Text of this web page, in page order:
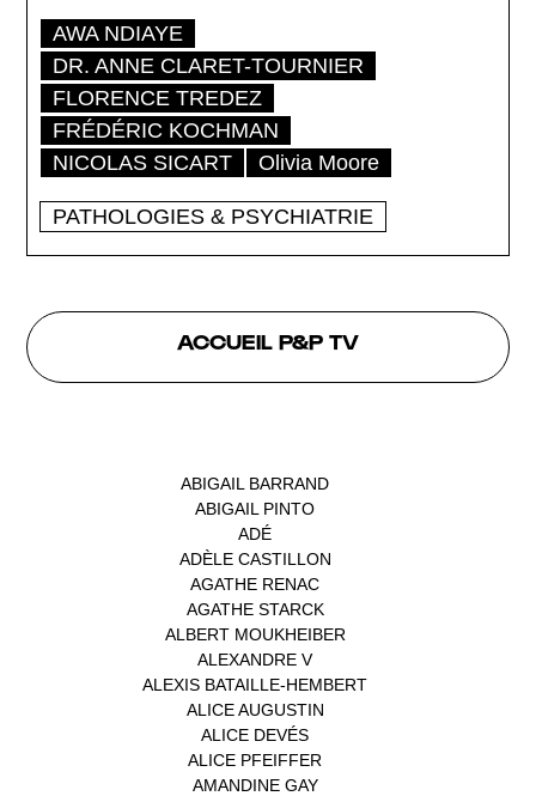
AWA NDIAYE
DR. ANNE CLARET-TOURNIER
FLORENCE TREDEZ
FRÉDÉRIC KOCHMAN
NICOLAS SICART
Olivia Moore
PATHOLOGIES & PSYCHIATRIE
ACCUEIL P&P TV
ABIGAIL BARRAND
ABIGAIL PINTO
ADÉ
ADÈLE CASTILLON
AGATHE RENAC
AGATHE STARCK(1)
ALBERT MOUKHEIBER
ALEXANDRE V(1)
ALEXIS BATAILLE-HEMBERT
ALICE AUGUSTIN
ALICE DEVÉS
ALICE PFEIFFER
AMANDINE GAY(1)